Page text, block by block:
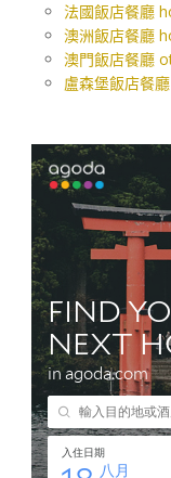
法國飯店餐廳
澳洲飯店餐廳
澳門飯店餐廳
盧森堡飯店餐